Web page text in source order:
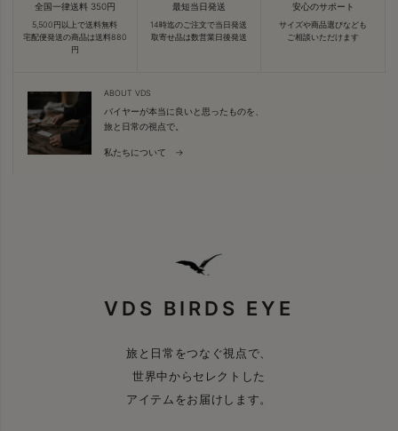
全国一律送料 350円
5,500円以上で送料無料
宅配便発送の商品は送料880
円
最短当日発送
14時迄のご注文で当日発送
取寄せ品は数営業日後発送
安心のサポート
サイズや商品選びなども
ご相談いただけます
ABOUT VDS
バイヤーが本当に良いと思ったものを、
旅と日常の視点で。
私たちについて →
VDS BIRDS EYE
旅と日常をつなぐ視点で、
世界中からセレクトした
アイテムをお届けします。